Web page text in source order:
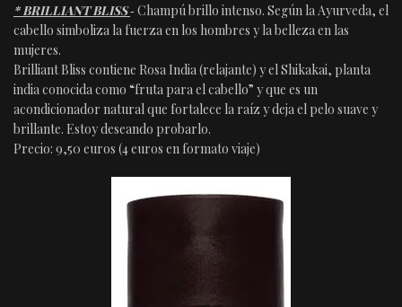
* BRILLIANT BLISS‐ Champú brillo intenso. Según la Ayurveda, el
cabello simboliza la fuerza en los hombres y la belleza en las
mujeres.
Brilliant Bliss contiene Rosa India (relajante) y el Shikakai, planta
india conocida como “fruta para el cabello” y que es un
acondicionador natural que fortalece la raíz y deja el pelo suave y
brillante. Estoy deseando probarlo.
Precio: 9,50 euros (4 euros en formato viaje)